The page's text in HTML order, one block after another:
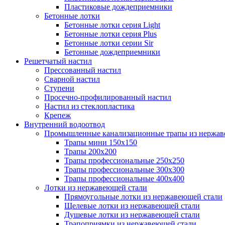
Пластиковые дождеприемники
Бетонные лотки
Бетонные лотки серия Light
Бетонные лотки серия Plus
Бетонные лотки серии Sir
Бетонные дождеприемники
Решетчатый настил
Прессованный настил
Сварной настил
Ступени
Просечно-профилированный настил
Настил из стеклопластика
Крепеж
Внутренний водоотвод
Промышленные канализационные трапы из
Трапы мини 150х150
Трапы 200х200
Трапы профессиональные 250х250
Трапы профессиональные 300х300
Трапы профессиональные 400х400
Лотки из нержавеющей стали
Прямоугольные лотки из нержавеющей стали
Щелевые лотки из нержавеющей стали
Душевые лотки из нержавеющей стали